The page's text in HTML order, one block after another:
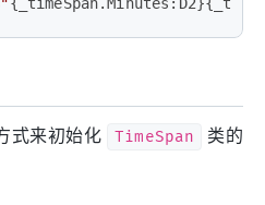
式来初始化 TimeSpan
类的